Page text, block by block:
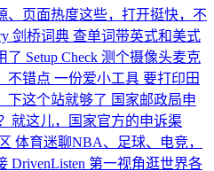
、页面热度这些，打开挺快，不
剑桥词典 查单词带英式和美式
了 Setup Check 测个摄像头麦克
不错点 一份爱小工具 要打印田
下这个站就够了 国家邮政局申
就这儿，国家官方的申诉渠
体育迷聊NBA、足球、电竞，
DrivenListen 第一视角逛世界各